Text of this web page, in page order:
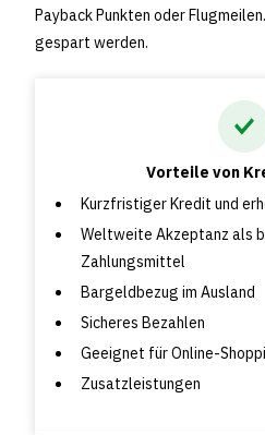
Payback Punkten oder
gespart werden.
Vorteile von
Kurzfristiger Kredit und
Weltweite Akzeptanz als
Zahlungsmittel
Bargeldbezug im Ausland⁣
Sicheres Bezahlen
Geeignet für Online-
Zusatzleistungen